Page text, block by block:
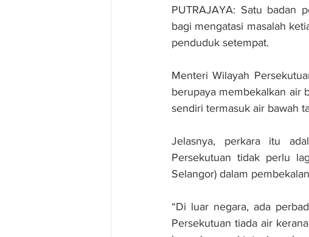
PUTRAJAYA: Satu badan
bagi mengatasi masalah
penduduk setempat.
Menteri Wilayah
berupaya membekalkan air
sendiri termasuk air bawah
Jelasnya, perkara itu
Persekutuan tidak perlu
Selangor) dalam
“Di luar negara, ada
Persekutuan tiada air